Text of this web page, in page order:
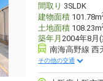
間取り 3SLDK
建物面積101.78m
土地面積108.23m
築年月 2004年8月
南海高野線 西
その他の交通